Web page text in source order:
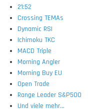
21:52
Crossing TEMAs
Dynamic RSI
Ichimoku TKC
MACD Triple
Morning Angler
Morning Buy EU
Open Trade
Range Leader S&P500
Und viele mehr...